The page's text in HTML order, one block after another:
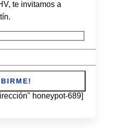
te invitamos a
honeypot-689]